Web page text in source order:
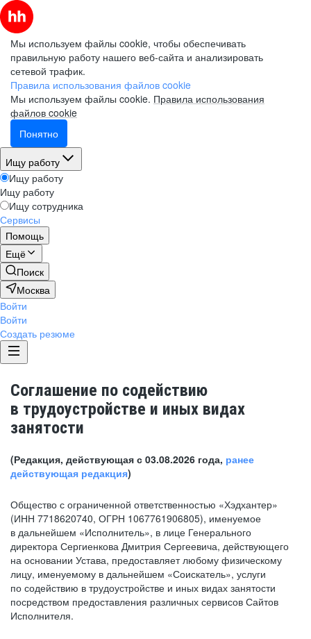
Мы используем файлы cookie, чтобы обеспечивать
правильную работу нашего веб-сайта и анализировать
сетевой трафик.
Правила использования файлов cookie
Мы используем файлы cookie. Правила использования
файлов cookie
Понятно
Ищу работу
Ищу работу
Ищу работу
Ищу сотрудника
Сервисы
Помощь
Ещё
Поиск
Москва
Войти
Войти
Создать резюме
Соглашение по содействию
в трудоустройстве и иных видах
занятости
(Редакция, действующая с 03.08.2026 года, ранее
действующая редакция)
Общество с ограниченной ответственностью «Хэдхантер»
(ИНН 7718620740, ОГРН 1067761906805), именуемое
в дальнейшем «Исполнитель», в лице Генерального
директора Сергиенкова Дмитрия Сергеевича, действующего
на основании Устава, предоставляет любому физическому
лицу, именуемому в дальнейшем «Соискатель», услуги
по содействию в трудоустройстве и иных видах занятости
посредством предоставления различных сервисов Сайтов
Исполнителя.